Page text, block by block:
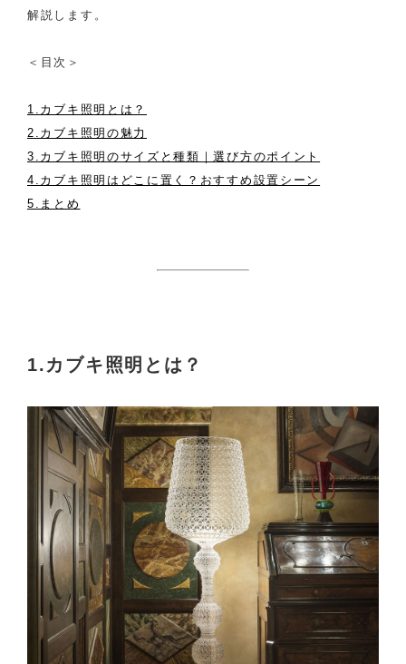
解説します。
＜目次＞
1.カブキ照明とは？
2.カブキ照明の魅力
3.カブキ照明のサイズと種類｜選び方のポイント
4.カブキ照明はどこに置く？おすすめ設置シーン
5.まとめ
1.カブキ照明とは？